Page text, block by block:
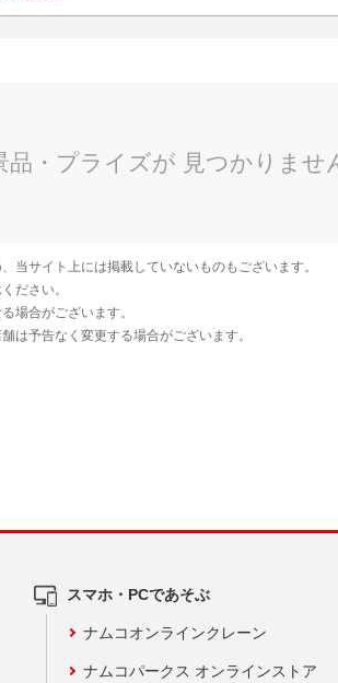
スマホ・PCであそぶ
ナムコオンラインクレーン
ナムコパークス オンラインストア